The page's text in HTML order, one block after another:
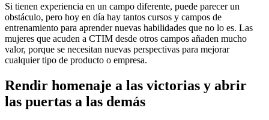
Si tienen experiencia en un campo diferente, puede parecer un
obstáculo, pero hoy en día hay tantos cursos y campos de
entrenamiento para aprender nuevas habilidades que no lo es. Las
mujeres que acuden a CTIM desde otros campos añaden mucho
valor, porque se necesitan nuevas perspectivas para mejorar
cualquier tipo de producto o empresa.
Rendir homenaje a las victorias y abrir
las puertas a las demás